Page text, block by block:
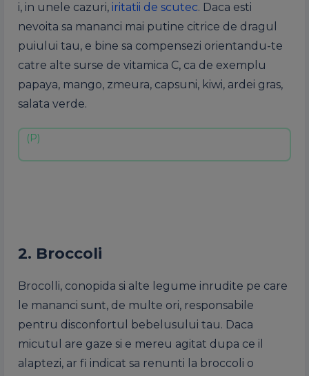
i, in unele cazuri, iritatii de scutec. Daca esti
nevoita sa mananci mai putine citrice de dragul
puiului tau, e bine sa compensezi orientandu-te
catre alte surse de vitamica C, ca de exemplu
papaya, mango, zmeura, capsuni, kiwi, ardei gras,
salata verde.
2. Broccoli
Brocolli, conopida si alte legume inrudite pe care
le mananci sunt, de multe ori, responsabile
pentru disconfortul bebelusului tau. Daca
micutul are gaze si e mereu agitat dupa ce il
alaptezi, ar fi indicat sa renunti la broccoli o